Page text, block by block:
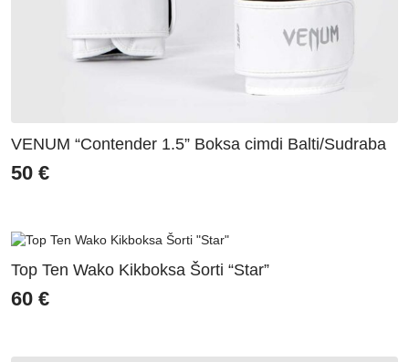
VENUM “Contender 1.5” Boksa cimdi Balti/Sudraba
50 €
Top Ten Wako Kikboksa Šorti “Star”
60 €